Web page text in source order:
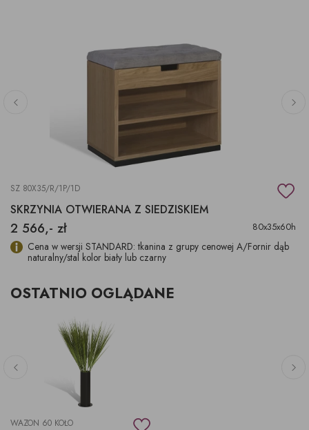
SZ 80X35/R/1P/1D
SKRZYNIA OTWIERANA Z SIEDZISKIEM
2 566,- zł 80x35x60h
Cena w wersji STANDARD: tkanina z grupy cenowej A/Fornir dąb
naturalny/stal kolor biały lub czarny
OSTATNIO OGLĄDANE
WAZON 60 KOŁO